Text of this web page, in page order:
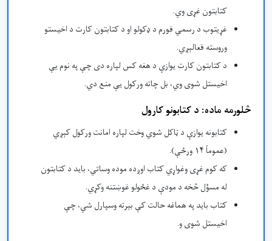
کتابتون غړی وي.
غړیتوب د رسمي فورم د ډکولو او د کتابتون کارت د اخیستو
وروسته فعالېږي.
د کتابتون کارت یوازې د هغه کس لپاره دی چې په نوم یې
اخیستل شوی وي، بل چاته ورکول یې منع دي.
څلورمه ماده: د کتابونو کارول
کتابونه یوازې د ټاکل شوي وخت لپاره امانت ورکول کېږي
(عموماً ۱۴ ورځې).
که کوم غړی وغواړي کتاب اوږده موده وساتي، باید د کتابتون
له مسؤل څخه د مودې د غځولو غوښتنه وکړي.
کتاب باید په هماغه حالت کې بېرته وسپارل شي، چې
اخیستل شوی و.